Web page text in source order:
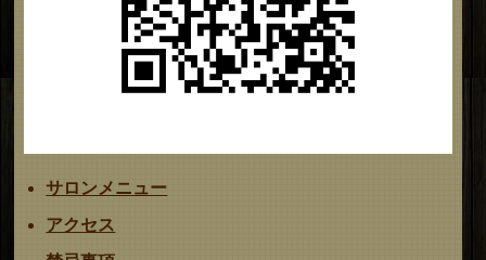
サロンメニュー
アクセス